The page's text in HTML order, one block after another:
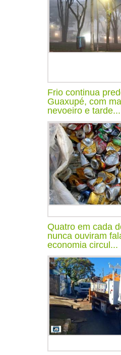
Frio continua
Guaxupé, com
nevoeiro e tarde...
Quatro em cada
nunca ouviram
economia circul...